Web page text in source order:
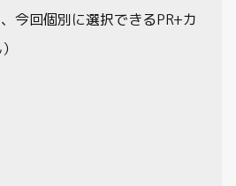
今回個別に選択できるPR+カ